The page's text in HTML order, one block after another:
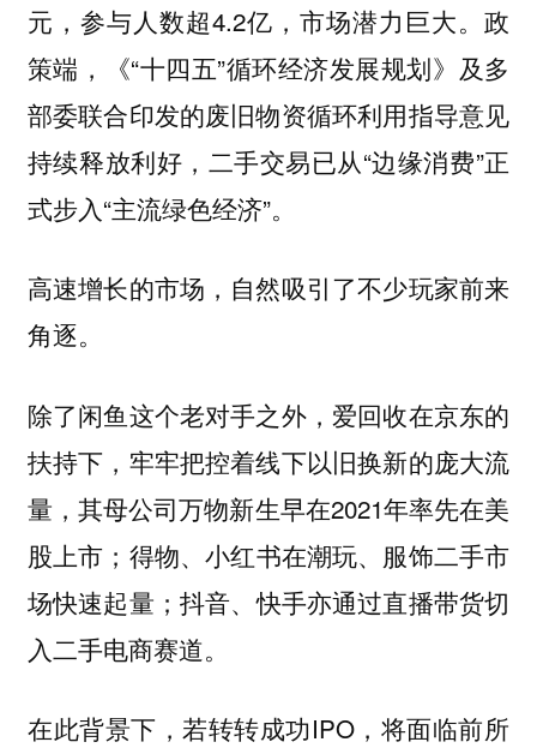
元，参与人数超4.2亿，市场潜力巨大。政
策端，《“十四五”循环经济发展规划》及多
部委联合印发的废旧物资循环利用指导意见
持续释放利好，二手交易已从“边缘消费”正
式步入“主流绿色经济”。
高速增长的市场，自然吸引了不少玩家前来
角逐。
除了闲鱼这个老对手之外，爱回收在京东的
扶持下，牢牢把控着线下以旧换新的庞大流
量，其母公司万物新生早在2021年率先在美
股上市；得物、小红书在潮玩、服饰二手市
场快速起量；抖音、快手亦通过直播带货切
入二手电商赛道。
在此背景下，若转转成功IPO，将面临前所